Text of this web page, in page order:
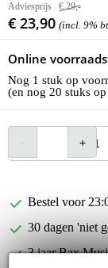
Adviesprijs € 29,-
€ 23,90 (incl. 9%
Online
Nog 1 stuk op
(en nog 20 stuks
Bestel voor
30 dagen 'niet
3 jaar Bax